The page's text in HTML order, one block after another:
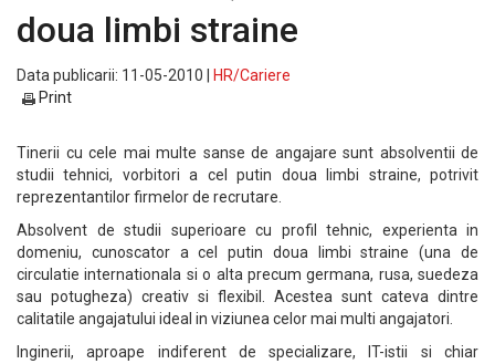
doua limbi straine
Data publicarii: 11-05-2010 |
HR/Cariere
Print
Tinerii cu cele mai multe sanse de angajare sunt absolventii de
studii tehnici, vorbitori a cel putin doua limbi straine, potrivit
reprezentantilor firmelor de recrutare.
Absolvent de studii superioare cu profil tehnic, experienta in
domeniu, cunoscator a cel putin doua limbi straine (una de
circulatie internationala si o alta precum germana, rusa, suedeza
sau potugheza) creativ si flexibil. Acestea sunt cateva dintre
calitatile angajatului ideal in viziunea celor mai multi angajatori.
Inginerii, aproape indiferent de specializare, IT-istii si chiar